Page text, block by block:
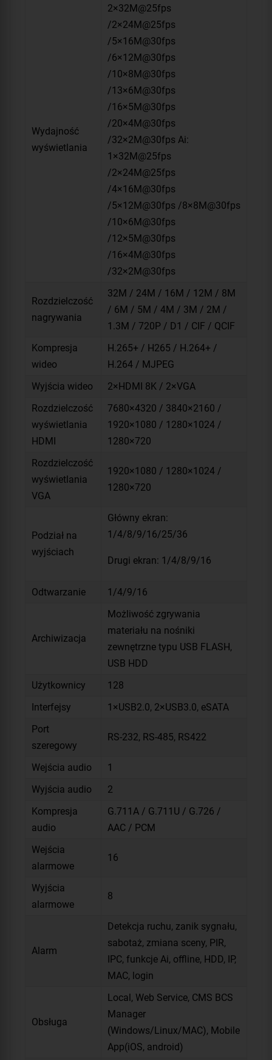
Wydajność
wyświetlania
2×32M@25fps
/2×24M@25fps
/5×16M@30fps
/6×12M@30fps
/10×8M@30fps
/13×6M@30fps
/16×5M@30fps
/20×4M@30fps
/32×2M@30fps Ai:
1×32M@25fps
/2×24M@25fps
/4×16M@30fps
/5×12M@30fps /8×8M@30fps
/10×6M@30fps
/12×5M@30fps
/16×4M@30fps
/32×2M@30fps
Rozdzielczość
nagrywania
32M / 24M / 16M / 12M / 8M
/ 6M / 5M / 4M / 3M / 2M /
1.3M / 720P / D1 / CIF / QCIF
Kompresja
wideo
H.265+ / H265 / H.264+ /
H.264 / MJPEG
Wyjścia wideo
2×HDMI 8K / 2×VGA
Rozdzielczość
wyświetlania
HDMI
7680×4320 / 3840×2160 /
1920×1080 / 1280×1024 /
1280×720
Rozdzielczość
wyświetlania
VGA
1920×1080 / 1280×1024 /
1280×720
Podział na
wyjściach
Główny ekran:
1/4/8/9/16/25/36
Drugi ekran: 1/4/8/9/16
Odtwarzanie 1/4/9/16
Archiwizacja
Możliwość zgrywania
materiału na nośniki
zewnętrzne typu USB FLASH,
USB HDD
Użytkownicy
128
Interfejsy
1×USB2.0, 2×USB3.0, eSATA
Port
szeregowy
RS-232, RS-485, RS422
Wejścia audio
1
Wyjścia audio
2
Kompresja
audio
G.711A / G.711U / G.726 /
AAC / PCM
Wejścia
alarmowe
16
Wyjścia
alarmowe
8
Alarm
Detekcja ruchu, zanik sygnału,
sabotaż, zmiana sceny, PIR,
IPC, funkcje Ai, offline, HDD, IP,
MAC, login
Obsługa
Local, Web Service, CMS BCS
Manager
(Windows/Linux/MAC), Mobile
App(iOS, android)